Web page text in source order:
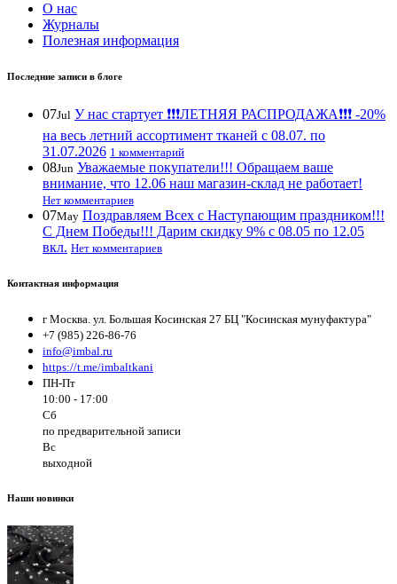
О нас
Журналы
Полезная информация
Последние записи в блоге
07Jul У нас стартует ❗️❗️❗️ЛЕТНЯЯ РАСПРОДАЖА❗️❗️❗️ -20%
на весь летний ассортимент тканей с 08.07. по
31.07.2026 1 комментарий
08Jun Уважаемые покупатели!!! Обращаем ваше
внимание, что 12.06 наш магазин-склад не работает!
Нет комментариев
07May Поздравляем Всех с Наступающим праздником!!!
С Днем Победы!!! Дарим скидку 9% с 08.05 по 12.05
вкл. Нет комментариев
Контактная информация
г Москва. ул. Большая Косинская 27 БЦ "Косинская мунуфактура"
+7 (985) 226-86-76
info@imbal.ru
https://t.me/imbaltkani
ПН-Пт
10:00 - 17:00
Сб
по предварительной записи
Вс
выходной
Наши новинки